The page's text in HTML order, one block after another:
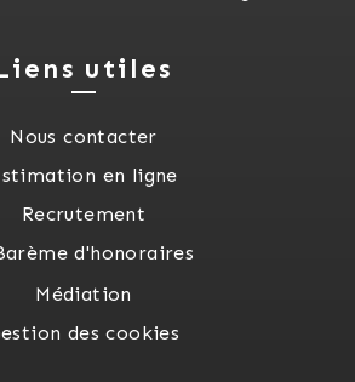
utiles
Nous contacter
en ligne
Recrutement
d'honoraires
Médiation
des cookies